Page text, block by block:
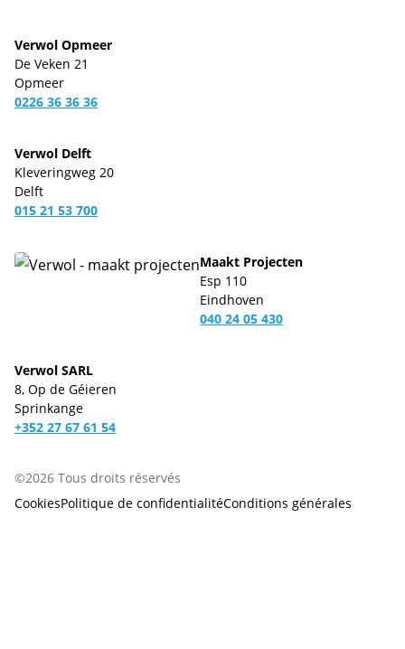
Verwol Opmeer
De Veken 21
Opmeer
0226 36 36 36
Verwol Delft
Kleveringweg 20
Delft
015 21 53 700
Maakt Projecten
Esp 110
Eindhoven
040 24 05 430
Verwol SARL
8, Op de Géieren
Sprinkange
+352 27 67 61 54
©2026 Tous droits réservés
CookiesPolitique de confidentialitéConditions générales